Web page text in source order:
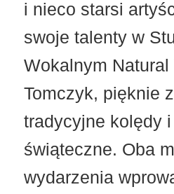
i nieco starsi
swoje talenty w
Wokalnym Natural
Tomczyk, pięknie
tradycyjne kolędy
świąteczne. Oba
wydarzenia